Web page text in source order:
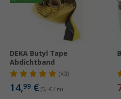
DEKA Butyl Tape
Abdichtband
(43)
14,99 € (5,- € / m)